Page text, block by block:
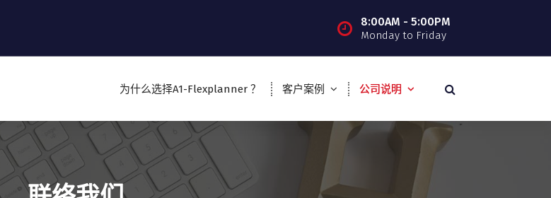
8:00AM - 5:00PM
Monday to Friday
为什么选择A1-Flexplanner ？ 客户案例 公司说明